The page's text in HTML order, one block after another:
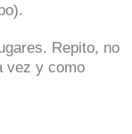
Repito, no
vez y como